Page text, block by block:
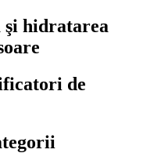
hidratarea
de